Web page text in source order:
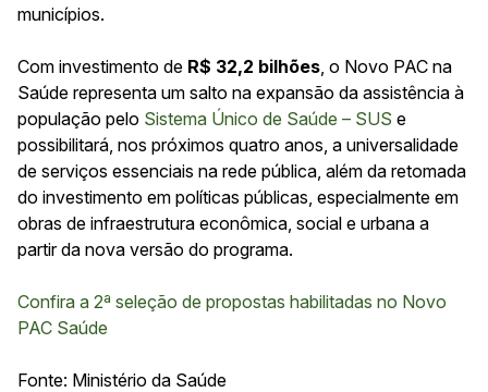
municípios.
Com investimento de R$ 32,2 bilhões , o Novo PAC na
Saúde representa um salto na expansão da assistência à
população pelo Sistema Único de Saúde – SUS e
possibilitará, nos próximos quatro anos, a universalidade
de serviços essenciais na rede pública, além da retomada
do investimento em políticas públicas, especialmente em
obras de infraestrutura econômica, social e urbana a
partir da nova versão do programa.
Confira a 2ª seleção de propostas habilitadas no Novo
PAC Saúde
Fonte: Ministério da Saúde